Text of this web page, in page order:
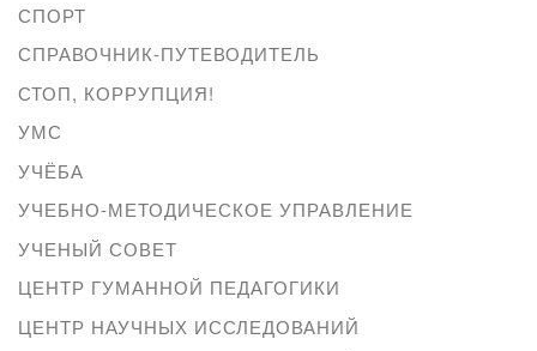
СПОРТ
СПРАВОЧНИК-ПУТЕВОДИТЕЛЬ
СТОП, КОРРУПЦИЯ!
УМС
УЧЁБА
УЧЕБНО-МЕТОДИЧЕСКОЕ УПРАВЛЕНИЕ
УЧЕНЫЙ СОВЕТ
ЦЕНТР ГУМАННОЙ ПЕДАГОГИКИ
ЦЕНТР НАУЧНЫХ ИССЛЕДОВАНИЙ